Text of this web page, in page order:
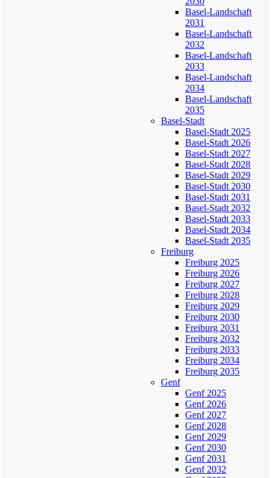
Basel-Landschaft
2031
Basel-Landschaft
2032
Basel-Landschaft
2033
Basel-Landschaft
2034
Basel-Landschaft
2035
Basel-Stadt
Basel-Stadt 2025
Basel-Stadt 2026
Basel-Stadt 2027
Basel-Stadt 2028
Basel-Stadt 2029
Basel-Stadt 2030
Basel-Stadt 2031
Basel-Stadt 2032
Basel-Stadt 2033
Basel-Stadt 2034
Basel-Stadt 2035
Freiburg
Freiburg 2025
Freiburg 2026
Freiburg 2027
Freiburg 2028
Freiburg 2029
Freiburg 2030
Freiburg 2031
Freiburg 2032
Freiburg 2033
Freiburg 2034
Freiburg 2035
Genf
Genf 2025
Genf 2026
Genf 2027
Genf 2028
Genf 2029
Genf 2030
Genf 2031
Genf 2032